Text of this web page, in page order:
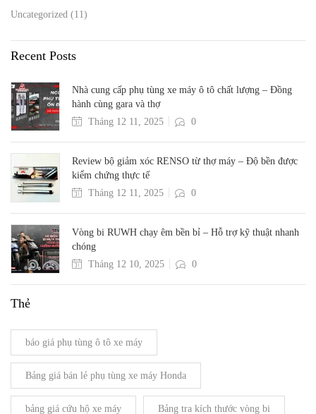
Uncategorized (11)
Recent Posts
Nhà cung cấp phụ tùng xe máy ô tô chất lượng – Đồng
hành cùng gara và thợ
Tháng 12 11, 2025
0
Review bộ giảm xóc RENSO từ thợ máy – Độ bền được
kiểm chứng thực tế
Tháng 12 11, 2025
0
Vòng bi RUWH chạy êm bền bỉ – Hỗ trợ kỹ thuật nhanh
chóng
Tháng 12 10, 2025
0
Thẻ
báo giá phụ tùng ô tô xe máy
Bảng giá bán lẻ phụ tùng xe máy Honda
bảng giá cứu hộ xe máy Bảng tra kích thước vòng bi